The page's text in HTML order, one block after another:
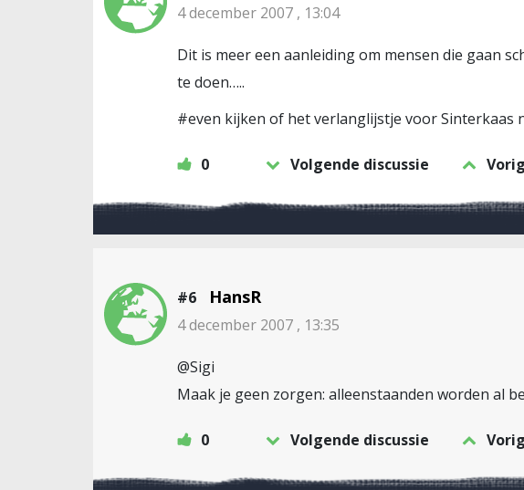
4 december 2007 , 13:04
Dit is meer een aanleiding om mensen die gaan
te doen…..
#even kijken of het verlanglijstje voor Sinterkaas
0 Volgende discussie
#6 HansR
4 december 2007 , 13:35
@Sigi
Maak je geen zorgen: alleenstaanden worden al
0 Volgende discussie